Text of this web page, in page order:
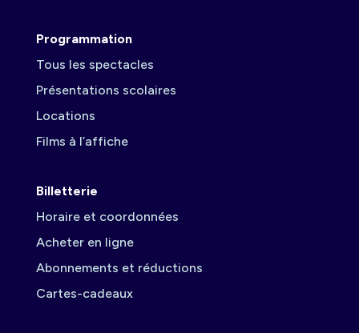
Programmation
Tous les spectacles
Présentations scolaires
Locations
Films à l’affiche
Billetterie
Horaire et coordonnées
Acheter en ligne
Abonnements et réductions
Cartes-cadeaux